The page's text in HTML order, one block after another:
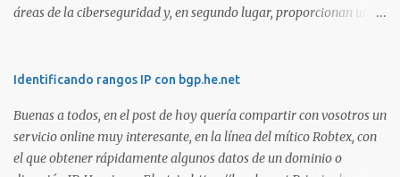
áreas de la ciberseguridad y, en segundo lugar, proporcionan una
certificaciones existentes hoy en día, elegir la adecuada puede
certificaciones que consideramos como opciones sólidas para
aquellos que desean especializarse en el área de la seguridad
ofensiva. Todas ellas son totalmente prácticas y su examen simula
Identificando rangos IP con bgp.he.net
Buenas a todos, en el post de hoy quería compartir con vosotros un
servicio online muy interesante, en la línea del mítico Robtex, con
el que obtener rápidamente algunos datos de un dominio o